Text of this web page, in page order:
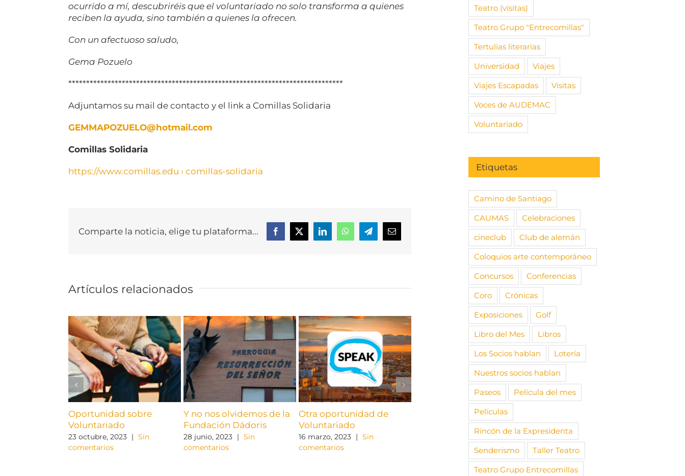
ocurrido a mí, descubriréis que el voluntariado no solo transforma a quienes
reciben la ayuda, sino también a quienes la ofrecen.
Con un afectuoso saludo,
Gema Pozuelo
*****************************************************************************
Adjuntamos su mail de contacto y el link a Comillas Solidaria
GEMMAPOZUELO@hotmail.com
Comillas Solidaria
https://www.comillas.edu › comillas-solidaria
Comparte la noticia, elige tu plataforma... Facebook
X LinkedInWhatsAppTelegramCorreo
electrónico
Artículos relacionados
Oportunidad sobre
Voluntariado
23 octubre, 2023 | Sin
comentarios
Y no nos olvidemos de la
Fundación Dádoris
28 junio, 2023 | Sin
comentarios
Otra oportunidad de
Voluntariado
16 marzo, 2023 | Sin
comentarios
AUDEMAC lanza un nuevo
Voluntariado
|
Sin
AUDEMAC!
14 octubre, 2019
Teatro (visitas)
Teatro Grupo "Entrecomillas"
Tertulias literarias
Universidad
Viajes
Viajes Escapadas
Visitas
Voces de AUDEMAC
Voluntariado
Etiquetas
Camino de Santiago
CAUMAS
Celebraciones
cineclub
Club de alemán
Coloquios arte contemporáneo
Concursos
Conferencias
Coro
Crónicas
Exposiciones
Golf
Libro del Mes
Libros
Los Socios hablan
Lotería
Nuestros socios hablan
Paseos
Película del mes
Películas
Rincón de la Expresidenta
Senderismo
Taller Teatro
Teatro Grupo Entrecomillas